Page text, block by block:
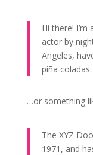
Hi there!
actor by
Angeles,
piña
…or something
The XYZ
1971, and